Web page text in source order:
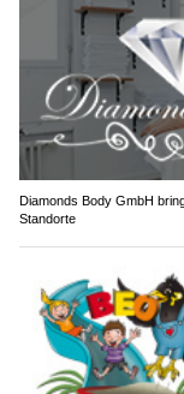
Diamonds Body GmbH
Standorte